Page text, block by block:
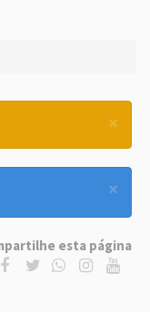
×
×
esta página